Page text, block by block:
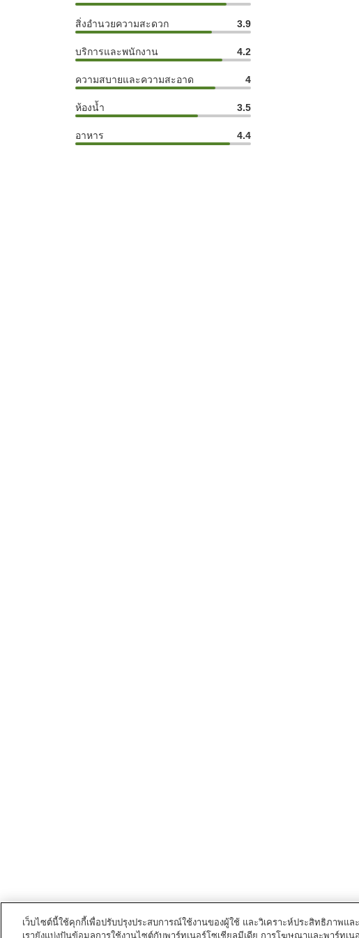
สิ่งอำนวยความสะดวก 3.9
บริการและพนักงาน 4.2
ความสบายและความสะอาด 4
ห้องน้ำ 3.5
อาหาร 4.4
เว็บไซต์นี้ใช้คุกกี้เพื่อปรับปรุงประสบการณ์ใช้งานของผู้ใช้ และวิเคราะห์ประสิทธิภาพแล
เรายังแบ่งปันข้อมูลการใช้งานไซต์กับพาร์ทเนอร์โซเชียลมีเดีย การโฆษณาและพาร์ทเน